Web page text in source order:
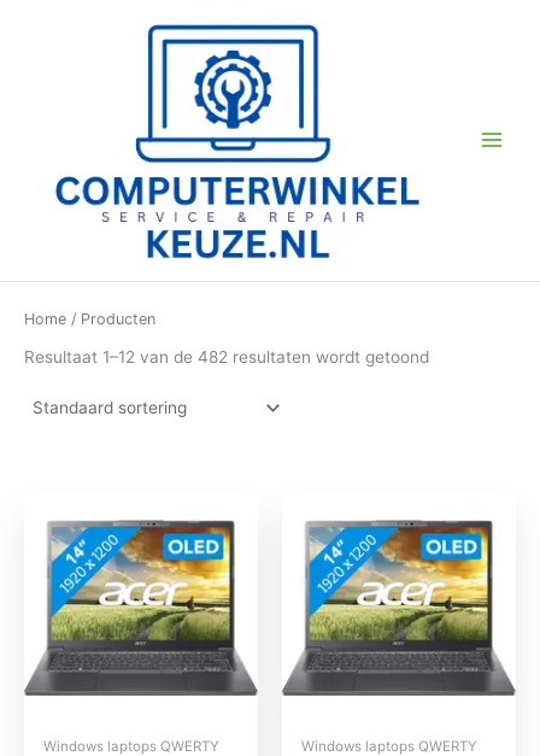
Home / Producten
Resultaat 1–12 van de 482 resultaten wordt getoond
Windows laptops QWERTY Windows laptops QWERTY